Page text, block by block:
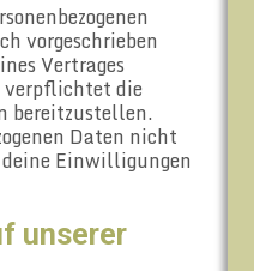
vorgeschrieben
Vertrages
die
bereitzustellen.
Daten nicht
Einwilligungen
unserer